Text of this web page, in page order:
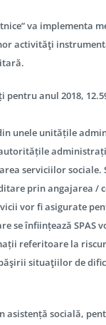
va implementa
activităţi
pentru anul 2018,
unele unitățile
serviciilor sociale.
prin angajarea /
vor fi asigurate
se înființează SPAS
referitoare la
situaţiilor de
asistență socială,